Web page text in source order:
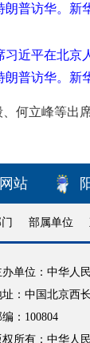
朗普访华。新
习近平在北京
朗普访华。新
何立峰等出席
站
部属单位
办单位：中华人
址：中国北京西
编：100804
权所有：中华人